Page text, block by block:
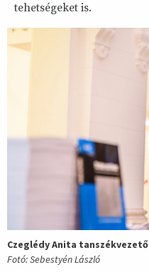
tehetségeket is.
Czeglédy Anita tanszékvezető
Fotó: Sebestyén László